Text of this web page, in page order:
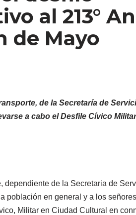
al 213°
de Mayo
de la Secretaría de
a cabo el Desfile Cívico
dependiente de la Secretaria de
población en general y a los
Militar en Ciudad Cultural en